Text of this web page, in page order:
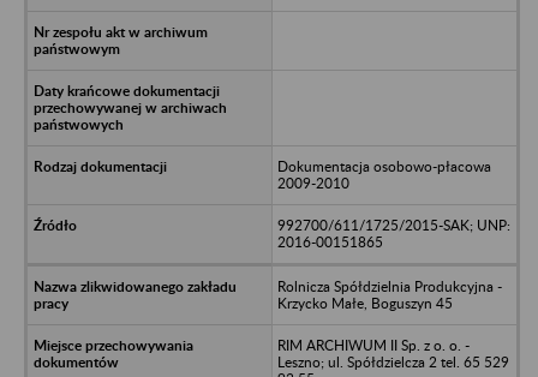
Dokumentacja osobowo-płacowa
2009-2010
992700/611/1725/2015-SAK; UNP:
2016-00151865
Rolnicza Spółdzielnia Produkcyjna -
Krzycko Małe, Boguszyn 45
RIM ARCHIWUM II Sp. z o. o. -
Leszno; ul. Spółdzielcza 2 tel. 65 529